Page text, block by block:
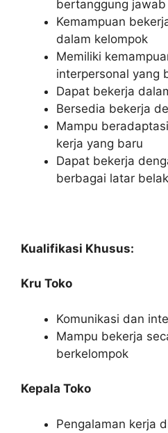
bertanggung jawab
Kemampuan
dalam kelompok
Memiliki
interpersonal yang
Dapat bekerja
Bersedia bekerja
Mampu
kerja yang baru
Dapat bekerja
berbagai latar
Kualifikasi Khusus:
Kru Toko
Komunikasi dan
Mampu bekerja
berkelompok
Kepala Toko
Pengalaman kerja